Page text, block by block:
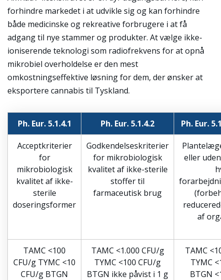
forhindre markedet i at udvikle sig og kan forhindre
både medicinske og rekreative forbrugere i at få
adgang til nye stammer og produkter. At vælge ikke-
ioniserende teknologi som radiofrekvens for at opnå
mikrobiel overholdelse er den mest
omkostningseffektive løsning for dem, der ønsker at
eksportere cannabis til Tyskland.
Ph. Eur. 5.1.4.1 Ph. Eur. 5.1.4.2 Ph. Eur.
Acceptkriterier
for
mikrobiologisk
kvalitet af ikke-
sterile
doseringsformer
Godkendelseskriterier
for mikrobiologisk
kvalitet af ikke-sterile
stoffer til
farmaceutisk brug
eller
af
TAMC <100
CFU/g TYMC <10
CFU/g BTGN
TAMC <1.000 CFU/g
TYMC <100 CFU/g
BTGN ikke påvist i 1 g
TAMC
TYMC
BTGN